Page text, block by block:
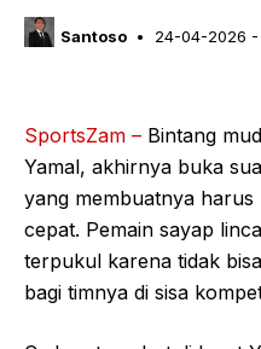
Santoso 24-04-2026 -
SportsZam – Bintang
Yamal, akhirnya buka
yang membuatnya
cepat. Pemain sayap
terpukul karena tidak
bagi timnya di sisa